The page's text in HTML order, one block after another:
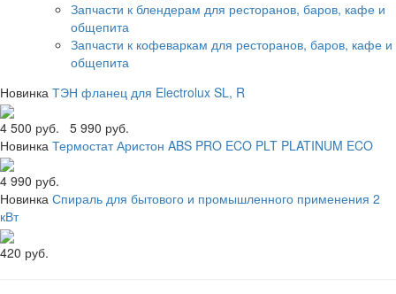
Запчасти к блендерам для ресторанов, баров, кафе и
общепита
Запчасти к кофеваркам для ресторанов, баров, кафе и
общепита
Новинка ТЭН фланец для Electrolux SL, R
4 500 руб.
5 990 руб.
Новинка Термостат Аристон ABS PRO ECO PLT PLATINUM ECO
4 990 руб.
Новинка Спираль для бытового и промышленного применения 2
кВт
420 руб.